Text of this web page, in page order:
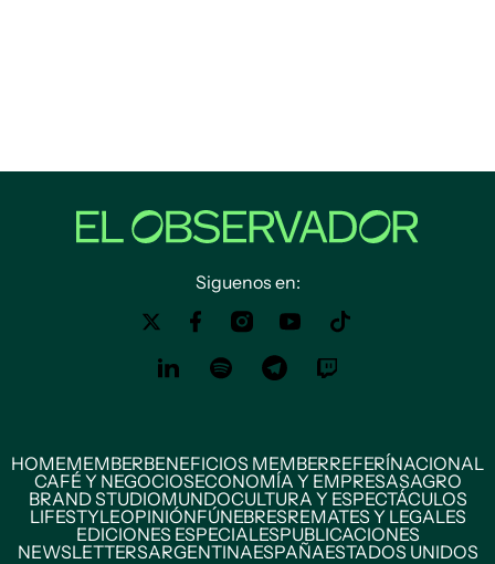
Siguenos en:
HOMEMEMBERBENEFICIOS MEMBERREFERÍNACIONAL
CAFÉ Y NEGOCIOSECONOMÍA Y EMPRESASAGRO
BRAND STUDIOMUNDOCULTURA Y ESPECTÁCULOS
LIFESTYLEOPINIÓNFÚNEBRESREMATES Y LEGALES
EDICIONES ESPECIALESPUBLICACIONES
NEWSLETTERSARGENTINAESPAÑAESTADOS UNIDOS